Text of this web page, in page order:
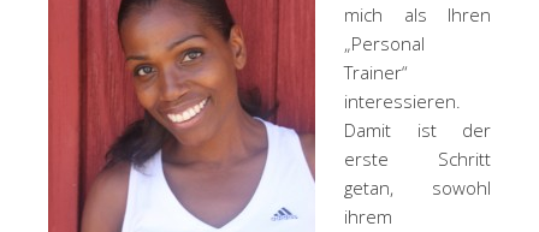
mich als Ihren
„Personal
Trainer“
interessieren.
Damit ist der
erste Schritt
getan, sowohl
ihrem